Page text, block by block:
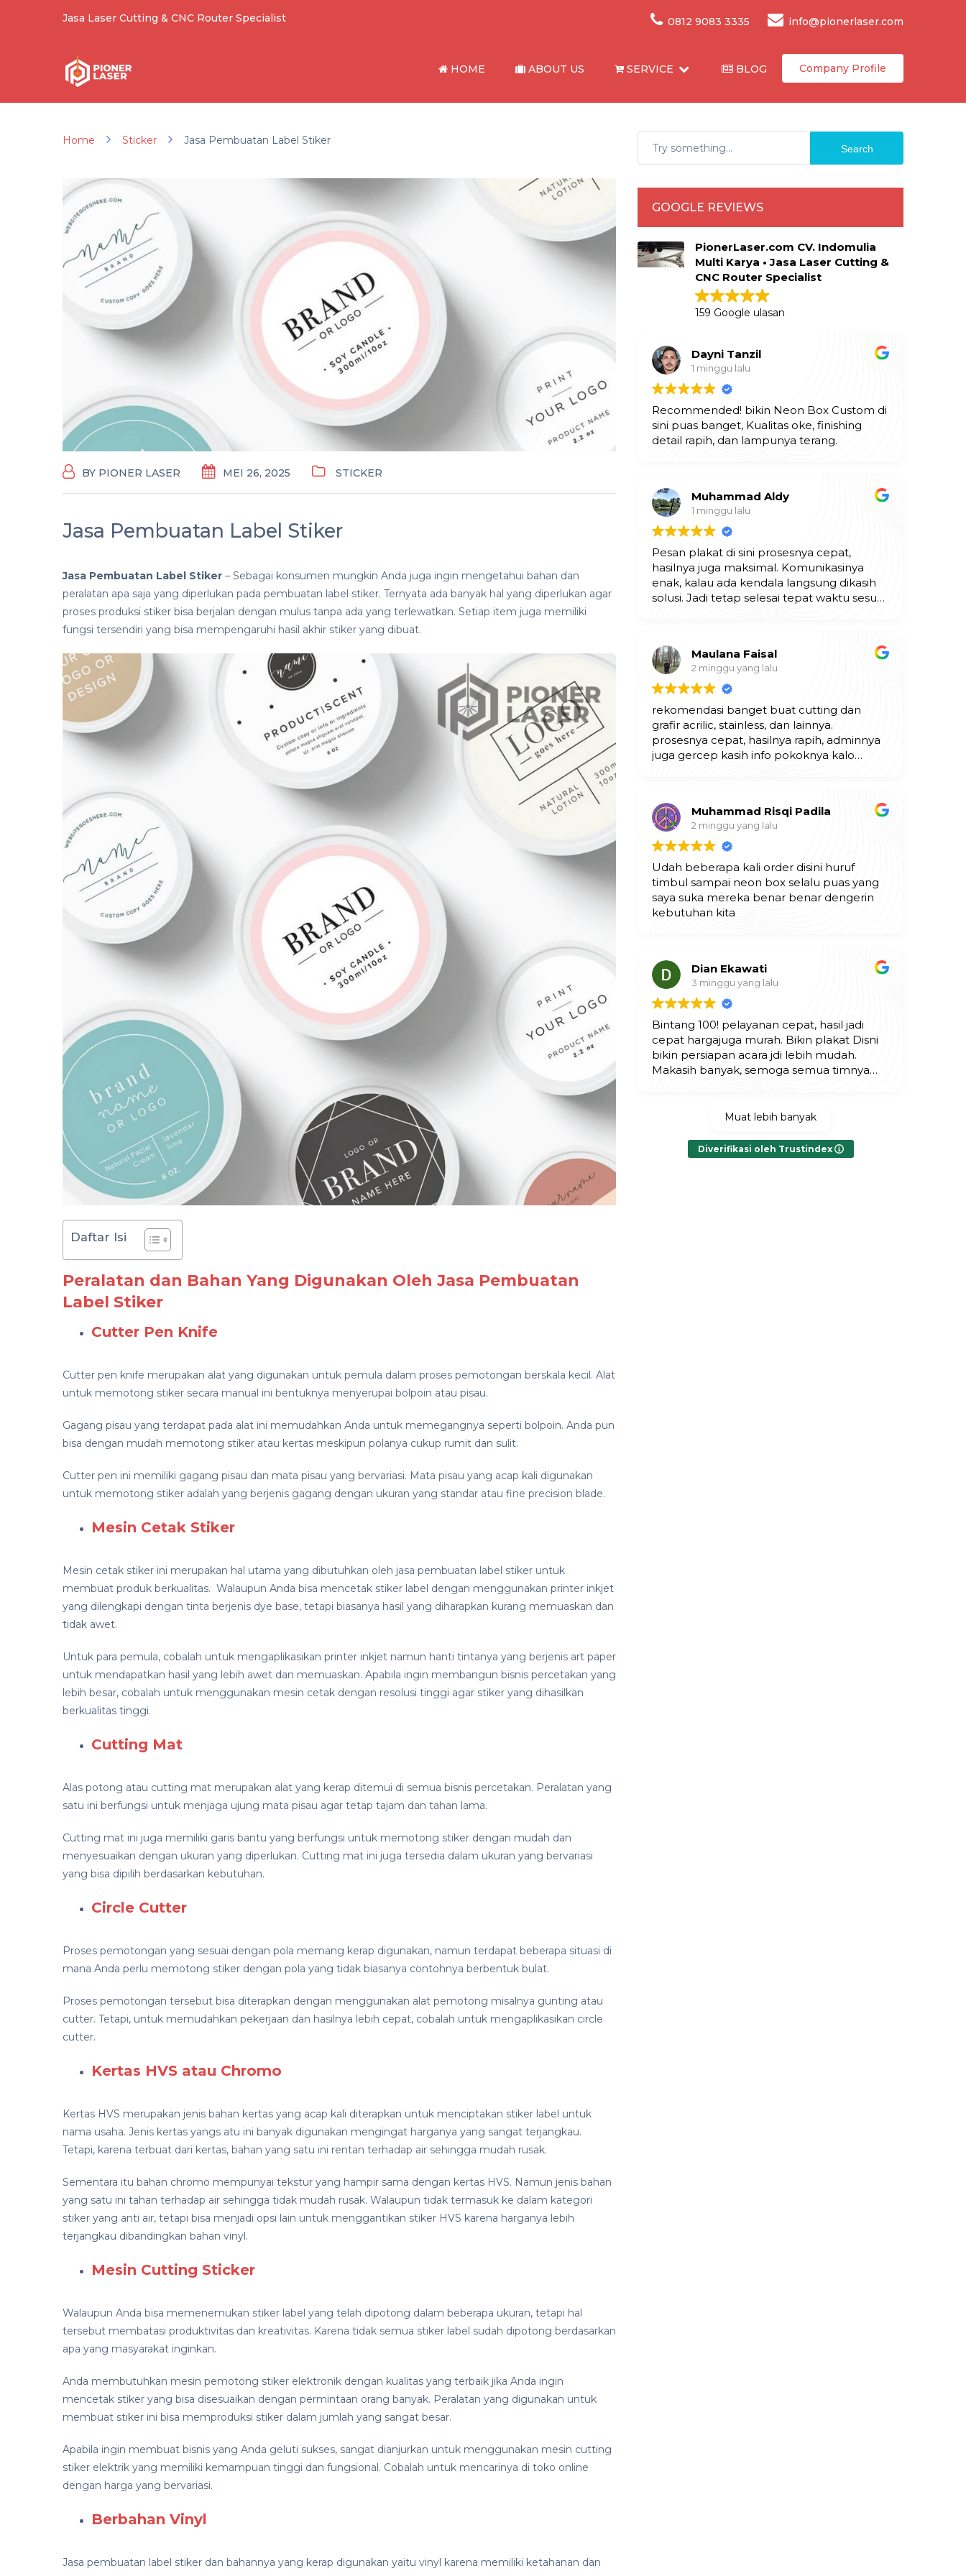
Jasa Laser Cutting & CNC Router Specialist 0812 9083 3335 info@pionerlaser.com
Company Profile
HOME ABOUT US SERVICE BLOG
Home Sticker Jasa Pembuatan Label Stiker
BY PIONER LASER MEI 26, 2025 STICKER
Jasa Pembuatan Label Stiker
Jasa Pembuatan Label Stiker – Sebagai konsumen mungkin Anda juga ingin mengetahui bahan dan
peralatan apa saja yang diperlukan pada pembuatan label stiker. Ternyata ada banyak hal yang diperlukan agar
proses produksi stiker bisa berjalan dengan mulus tanpa ada yang terlewatkan. Setiap item juga memiliki
fungsi tersendiri yang bisa mempengaruhi hasil akhir stiker yang dibuat.
Daftar Isi
Peralatan dan Bahan Yang Digunakan Oleh Jasa Pembuatan
Label Stiker
Cutter Pen Knife
Cutter pen knife merupakan alat yang digunakan untuk pemula dalam proses pemotongan berskala kecil. Alat
untuk memotong stiker secara manual ini bentuknya menyerupai bolpoin atau pisau.
Gagang pisau yang terdapat pada alat ini memudahkan Anda untuk memegangnya seperti bolpoin. Anda pun
bisa dengan mudah memotong stiker atau kertas meskipun polanya cukup rumit dan sulit.
Cutter pen ini memiliki gagang pisau dan mata pisau yang bervariasi. Mata pisau yang acap kali digunakan
untuk memotong stiker adalah yang berjenis gagang dengan ukuran yang standar atau fine precision blade.
Mesin Cetak Stiker
Mesin cetak stiker ini merupakan hal utama yang dibutuhkan oleh jasa pembuatan label stiker untuk
membuat produk berkualitas. Walaupun Anda bisa mencetak stiker label dengan menggunakan printer inkjet
yang dilengkapi dengan tinta berjenis dye base, tetapi biasanya hasil yang diharapkan kurang memuaskan dan
tidak awet.
Untuk para pemula, cobalah untuk mengaplikasikan printer inkjet namun hanti tintanya yang berjenis art paper
untuk mendapatkan hasil yang lebih awet dan memuaskan. Apabila ingin membangun bisnis percetakan yang
lebih besar, cobalah untuk menggunakan mesin cetak dengan resolusi tinggi agar stiker yang dihasilkan
berkualitas tinggi.
Cutting Mat
Alas potong atau cutting mat merupakan alat yang kerap ditemui di semua bisnis percetakan. Peralatan yang
satu ini berfungsi untuk menjaga ujung mata pisau agar tetap tajam dan tahan lama.
Cutting mat ini juga memiliki garis bantu yang berfungsi untuk memotong stiker dengan mudah dan
menyesuaikan dengan ukuran yang diperlukan. Cutting mat ini juga tersedia dalam ukuran yang bervariasi
yang bisa dipilih berdasarkan kebutuhan.
Circle Cutter
Proses pemotongan yang sesuai dengan pola memang kerap digunakan, namun terdapat beberapa situasi di
mana Anda perlu memotong stiker dengan pola yang tidak biasanya contohnya berbentuk bulat.
Proses pemotongan tersebut bisa diterapkan dengan menggunakan alat pemotong misalnya gunting atau
cutter. Tetapi, untuk memudahkan pekerjaan dan hasilnya lebih cepat, cobalah untuk mengaplikasikan circle
cutter.
Kertas HVS atau Chromo
Kertas HVS merupakan jenis bahan kertas yang acap kali diterapkan untuk menciptakan stiker label untuk
nama usaha. Jenis kertas yangs atu ini banyak digunakan mengingat harganya yang sangat terjangkau.
Tetapi, karena terbuat dari kertas, bahan yang satu ini rentan terhadap air sehingga mudah rusak.
Sementara itu bahan chromo mempunyai tekstur yang hampir sama dengan kertas HVS. Namun jenis bahan
yang satu ini tahan terhadap air sehingga tidak mudah rusak. Walaupun tidak termasuk ke dalam kategori
stiker yang anti air, tetapi bisa menjadi opsi lain untuk menggantikan stiker HVS karena harganya lebih
terjangkau dibandingkan bahan vinyl.
Mesin Cutting Sticker
Walaupun Anda bisa memenemukan stiker label yang telah dipotong dalam beberapa ukuran, tetapi hal
tersebut membatasi produktivitas dan kreativitas. Karena tidak semua stiker label sudah dipotong berdasarkan
apa yang masyarakat inginkan.
Anda membutuhkan mesin pemotong stiker elektronik dengan kualitas yang terbaik jika Anda ingin
mencetak stiker yang bisa disesuaikan dengan permintaan orang banyak. Peralatan yang digunakan untuk
membuat stiker ini bisa memproduksi stiker dalam jumlah yang sangat besar.
Apabila ingin membuat bisnis yang Anda geluti sukses, sangat dianjurkan untuk menggunakan mesin cutting
stiker elektrik yang memiliki kemampuan tinggi dan fungsional. Cobalah untuk mencarinya di toko online
dengan harga yang bervariasi.
Berbahan Vinyl
Jasa pembuatan label stiker dan bahannya yang kerap digunakan yaitu vinyl karena memiliki ketahanan dan
Search
GOOGLE REVIEWS
PionerLaser.com CV. Indomulia
Multi Karya • Jasa Laser Cutting &
CNC Router Specialist
159 Google ulasan
Dayni Tanzil
1 minggu lalu
Recommended! bikin Neon Box Custom di
sini puas banget, Kualitas oke, finishing
detail rapih, dan lampunya terang.
Muhammad Aldy
1 minggu lalu
Pesan plakat di sini prosesnya cepat,
hasilnya juga maksimal. Komunikasinya
enak, kalau ada kendala langsung dikasih
solusi. Jadi tetap selesai tepat waktu sesuai
Maulana Faisal
2 minggu yang lalu
rekomendasi banget buat cutting dan
grafir acrilic, stainless, dan lainnya.
prosesnya cepat, hasilnya rapih, adminnya
juga gercep kasih info pokoknya kalo
Muhammad Risqi Padila
2 minggu yang lalu
Udah beberapa kali order disini huruf
timbul sampai neon box selalu puas yang
saya suka mereka benar benar dengerin
kebutuhan kita
Dian Ekawati
3 minggu yang lalu
Bintang 100! pelayanan cepat, hasil jadi
cepat hargajuga murah. Bikin plakat Disni
bikin persiapan acara jdi lebih mudah.
Makasih banyak, semoga semua timnya
Muat lebih banyak
Diverifikasi oleh Trustindex